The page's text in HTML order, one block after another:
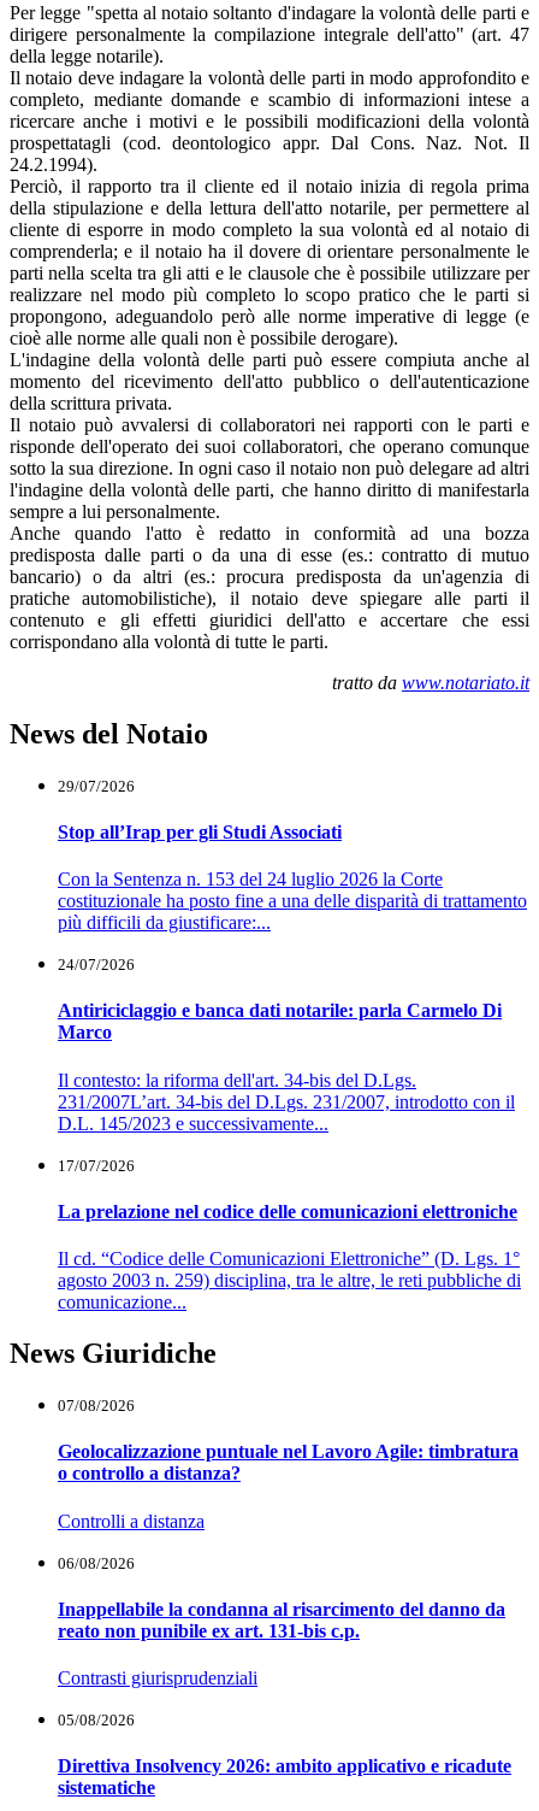
Per legge "spetta al notaio soltanto d'indagare la volontà delle parti e
dirigere personalmente la compilazione integrale dell'atto" (art. 47
della legge notarile).
Il notaio deve indagare la volontà delle parti in modo approfondito e
completo, mediante domande e scambio di informazioni intese a
ricercare anche i motivi e le possibili modificazioni della volontà
prospettatagli (cod. deontologico appr. Dal Cons. Naz. Not. Il
24.2.1994).
Perciò, il rapporto tra il cliente ed il notaio inizia di regola prima
della stipulazione e della lettura dell'atto notarile, per permettere al
cliente di esporre in modo completo la sua volontà ed al notaio di
comprenderla; e il notaio ha il dovere di orientare personalmente le
parti nella scelta tra gli atti e le clausole che è possibile utilizzare per
realizzare nel modo più completo lo scopo pratico che le parti si
propongono, adeguandolo però alle norme imperative di legge (e
cioè alle norme alle quali non è possibile derogare).
L'indagine della volontà delle parti può essere compiuta anche al
momento del ricevimento dell'atto pubblico o dell'autenticazione
della scrittura privata.
Il notaio può avvalersi di collaboratori nei rapporti con le parti e
risponde dell'operato dei suoi collaboratori, che operano comunque
sotto la sua direzione. In ogni caso il notaio non può delegare ad altri
l'indagine della volontà delle parti, che hanno diritto di manifestarla
sempre a lui personalmente.
Anche quando l'atto è redatto in conformità ad una bozza
predisposta dalle parti o da una di esse (es.: contratto di mutuo
bancario) o da altri (es.: procura predisposta da un'agenzia di
pratiche automobilistiche), il notaio deve spiegare alle parti il
contenuto e gli effetti giuridici dell'atto e accertare che essi
corrispondano alla volontà di tutte le parti.
tratto da www.notariato.it
News del Notaio
29/07/2026
Stop all’Irap per gli Studi Associati
Con la Sentenza n. 153 del 24 luglio 2026 la Corte
costituzionale ha posto fine a una delle disparità di trattamento
più difficili da giustificare:...
24/07/2026
Antiriciclaggio e banca dati notarile: parla Carmelo Di
Marco
Il contesto: la riforma dell'art. 34-bis del D.Lgs.
231/2007L’art. 34-bis del D.Lgs. 231/2007, introdotto con il
D.L. 145/2023 e successivamente...
17/07/2026
La prelazione nel codice delle comunicazioni elettroniche
Il cd. “Codice delle Comunicazioni Elettroniche” (D. Lgs. 1°
agosto 2003 n. 259) disciplina, tra le altre, le reti pubbliche di
comunicazione...
News Giuridiche
07/08/2026
Geolocalizzazione puntuale nel Lavoro Agile: timbratura
o controllo a distanza?
Controlli a distanza
06/08/2026
Inappellabile la condanna al risarcimento del danno da
reato non punibile ex art. 131-bis c.p.
Contrasti giurisprudenziali
05/08/2026
Direttiva Insolvency 2026: ambito applicativo e ricadute
sistematiche